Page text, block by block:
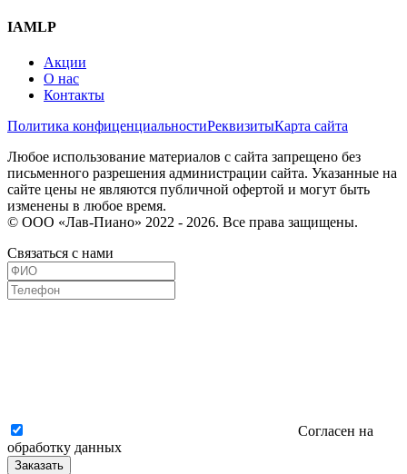
IAMLP
Акции
О нас
Контакты
Политика конфиценциальностиРеквизитыКарта сайта
Любое использование материалов с сайта запрещено без
письменного разрешения администрации сайта. Указанные на
сайте цены не являются публичной офертой и могут быть
изменены в любое время.
© ООО «Лав-Пиано» 2022 - 2026. Все права защищены.
Связаться с нами
Согласен на
обработку данных
Заказать